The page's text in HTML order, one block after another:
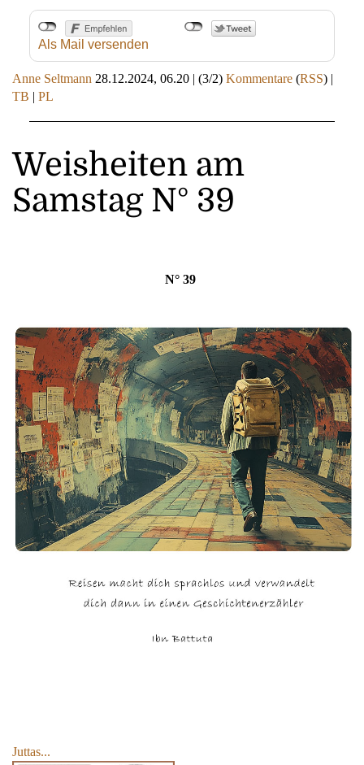
Als Mail versenden
Anne Seltmann 28.12.2024, 06.20 | (3/2) Kommentare (RSS) |
TB | PL
Weisheiten am
Samstag N° 39
N° 39
Juttas...